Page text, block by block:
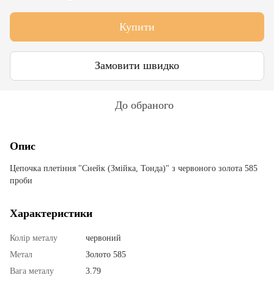
Купити
Замовити швидко
До обраного
Опис
Цепочка плетіння "Снейк (Змійка, Тонда)" з червоного золота 585
проби
Характеристики
Колір металу
червоний
Метал
Золото 585
Вага металу
3.79